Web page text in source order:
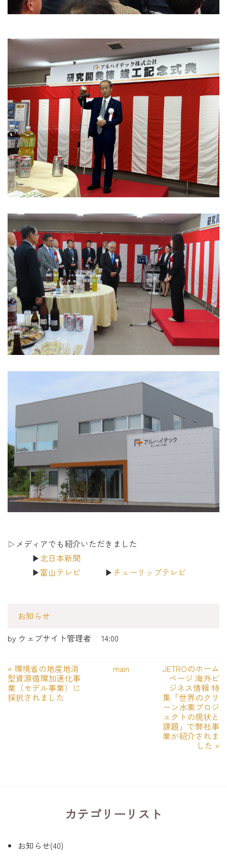
▷メディアでも紹介いただきました
▶北日本新聞
▶富山テレビ ▶チューリップテレビ
お知らせ
by ウェブサイト管理者 14:00
« 環境省の地産地消
型資源循環加速化事
業（モデル事業）に
採択されました
main JETROのホーム
ページ 海外ビ
ジネス情報 特
集「世界のクリ
ーン水素プロジ
ェクトの現状と
課題」で弊社事
業が紹介されま
した »
カテゴリーリスト
お知らせ(40)